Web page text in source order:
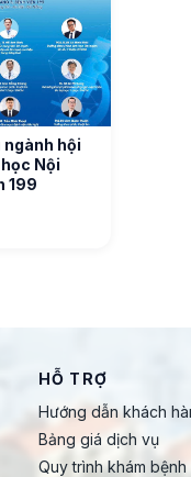
ngành hội
Nội
199
HỖ TRỢ
Hướng dẫn khách
Bảng giá dịch vụ
Quy trình khám bệnh